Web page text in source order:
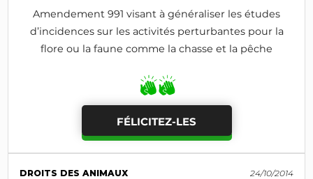
Amendement 991 visant à généraliser les études
d’incidences sur les activités perturbantes pour la
flore ou la faune comme la chasse et la pêche
FÉLICITEZ-LES
DROITS DES ANIMAUX 24/10/2014